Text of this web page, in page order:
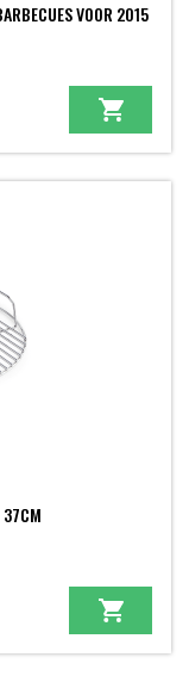
VOOR 2015
37CM